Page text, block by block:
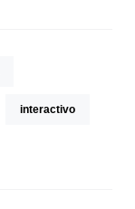
interactivo